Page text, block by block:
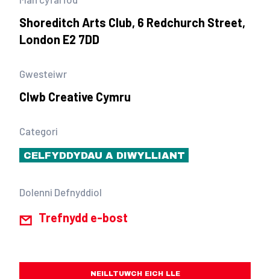
Shoreditch Arts Club, 6 Redchurch Street,
London E2 7DD
Gwesteiwr
Clwb Creative Cymru
Categori
CELFYDDYDAU A DIWYLLIANT
Dolenni Defnyddiol
Trefnydd e-bost
NEILLTUWCH EICH LLE